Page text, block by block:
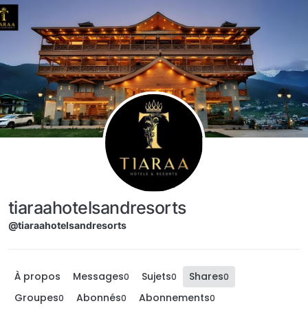
Aller directement au contenu
tiaraahotelsandresorts
@tiaraahotelsandresorts
À propos Messages0 Sujets0 Shares0
Groupes0 Abonnés0 Abonnements0